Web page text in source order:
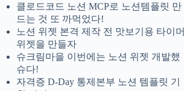
클로드코드 노션 MCP로 노션템플릿 만
드는 것 또 까먹었다!
노션 위젯 본격 제작 전 맛보기용 타이머
위젯을 만들자
슈크림마을 이번에는 노션 위젯 개발했
슈다!
자격증 D-Day 통제본부 노션 템플릿 기